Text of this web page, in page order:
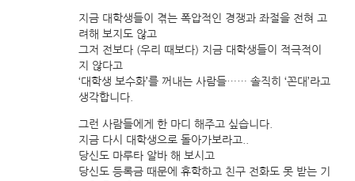
지금 대학생들이 겪는 폭압적인 경쟁과 좌절을 전혀 고
려해 보지도 않고
그저 전보다 (우리 때보다) 지금 대학생들이 적극적이
지 않다고
‘대학생 보수화’를 꺼내는 사람들…… 솔직히 ‘꼰대’라고
생각합니다.
그런 사람들에게 한 마디 해주고 싶습니다.
지금 다시 대학생으로 돌아가보라고..
당신도 마루타 알바 해 보시고
당신도 등록금 때문에 휴학하고 친구 전화도 못 받는 기